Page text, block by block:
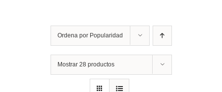
Ordena por Popularidad
Mostrar 28 productos